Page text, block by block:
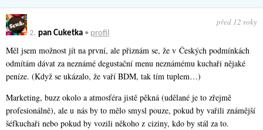
2. pan Cuketka • profil
před 12 roky
Měl jsem možnost jít na první, ale přiznám se, že v Českých podmínkách
odmítám dávat za neznámé degustační menu neznámému kuchaři nějaké
peníze. (Když se ukázalo, že vaří BDM, tak tím tuplem…)
Marketing, buzz okolo a atmosféra jistě pěkná (udělané je to zřejmě
profesionálně), ale u nás by to mělo smysl pouze, pokud by vařili známější
šéfkuchaři nebo pokud by vozili někoho z ciziny, kdo by stál za to.